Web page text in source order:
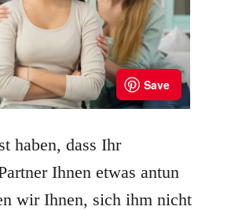
haben, dass Ihr
Ihnen etwas antun
wir Ihnen, sich ihm nicht